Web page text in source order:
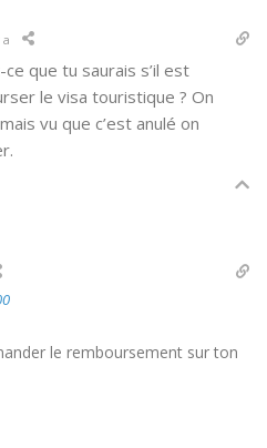
ce que tu saurais s’il est
le visa touristique ? On
vu que c’est anulé on
le remboursement sur ton